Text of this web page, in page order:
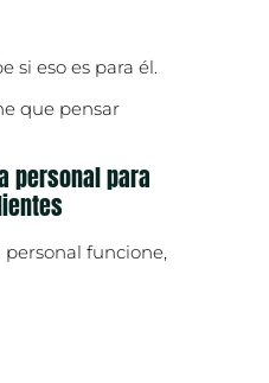
si eso es para él.
que pensar
personal para
funcione,